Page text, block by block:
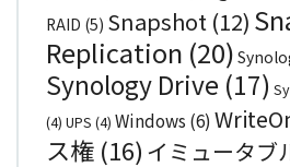
RAID (5) Snapshot (12)
Replication (20)
Synology Drive (17)
(4) UPS (4) Windows (6)
ス権 (16) イミュータブ